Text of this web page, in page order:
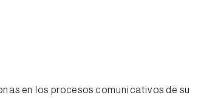
en los procesos comunicativos de su